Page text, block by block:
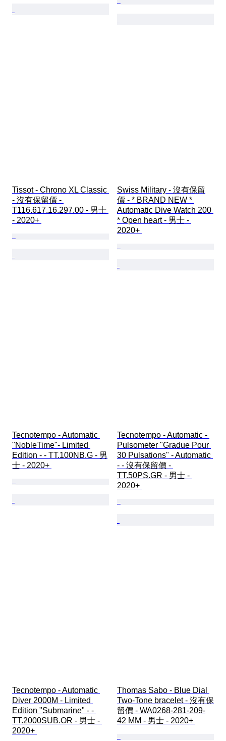
Tissot - Chrono XL Classic
- 沒有保留價 -
T116.617.16.297.00 - 男士
- 2020+
Swiss Military - 沒有保留
價 - * BRAND NEW *
Automatic Dive Watch 200
* Open heart - 男士 -
2020+
Tecnotempo - Automatic
"NobleTime"- Limited
Edition - - TT.100NB.G - 男
士 - 2020+
Tecnotempo - Automatic -
Pulsometer "Gradue Pour
30 Pulsations" - Automatic
- - 沒有保留價 -
TT.50PS.GR - 男士 -
2020+
Tecnotempo - Automatic
Diver 2000M - Limited
Edition "Submarine" - -
TT.2000SUB.OR - 男士 -
2020+
Thomas Sabo - Blue Dial
Two-Tone bracelet - 沒有保
留價 - WA0268-281-209-
42 MM - 男士 - 2020+